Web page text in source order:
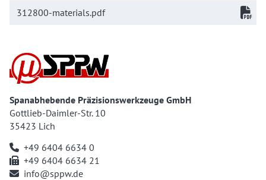
312800-materials.pdf
Spanabhebende Präzisionswerkzeuge GmbH
Gottlieb-Daimler-Str. 10
35423 Lich
+49 6404 6634 0
+49 6404 6634 21
info@sppw.de